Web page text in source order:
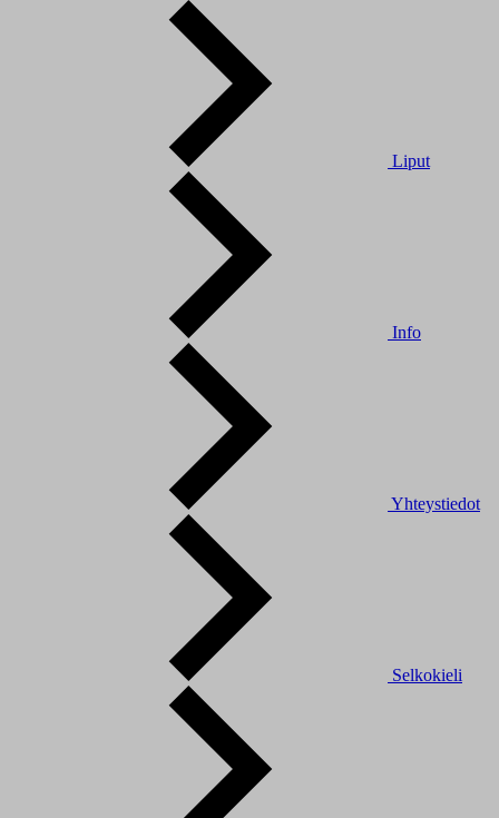
Liput
Info
Yhteystiedot
Selkokieli